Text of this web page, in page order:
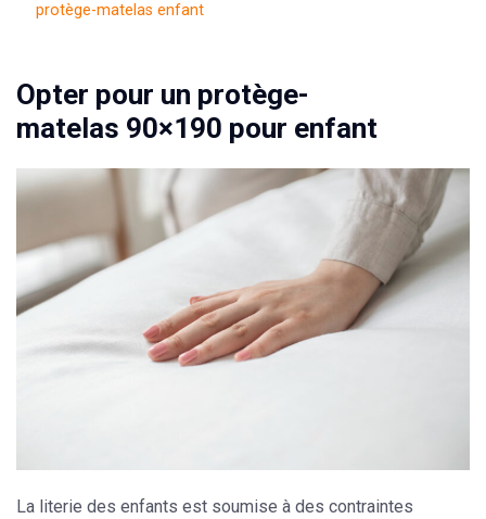
protège-matelas enfant
Opter pour un protège-
matelas 90×190 pour enfant
La literie des enfants est soumise à des contraintes